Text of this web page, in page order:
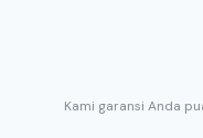
Kami garansi Anda